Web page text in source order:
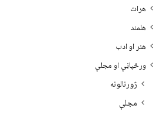
هرات
هلمند
هنر او ادب
ورځپاڼې او مجلې
ژورنالونه
مجلې